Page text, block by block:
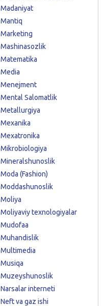
Madaniyat
Mantiq
Marketing
Mashinasozlik
Matematika
Media
Menejment
Mental Salomatlik
Metallurgiya
Mexanika
Mexatronika
Mikrobiologiya
Mineralshunoslik
Moda (Fashion)
Moddashunoslik
Moliya
Moliyaviy texnologiyalar
Mudofaa
Muhandislik
Multimedia
Musiqa
Muzeyshunoslik
Narsalar interneti
Neft va gaz ishi